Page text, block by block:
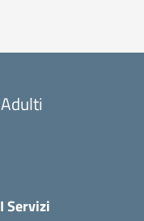
I Servizi